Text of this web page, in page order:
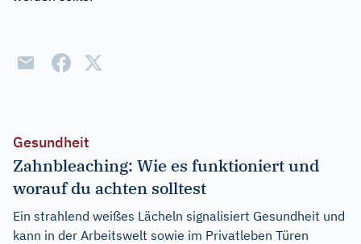
Gesundheit
Zahnbleaching: Wie es funktioniert und
worauf du achten solltest
Ein strahlend weißes Lächeln signalisiert Gesundheit und
kann in der Arbeitswelt sowie im Privatleben Türen